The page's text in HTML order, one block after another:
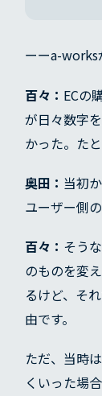
ーーa-works
百々： ECの
が日々数字
かった。た
奥田： 当初
ユーザー側
百々： そう
のものを変
るけど、そ
由です。
ただ、当時
くいった場